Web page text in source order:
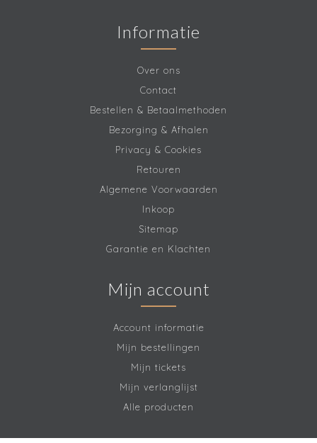
Informatie
Over ons
Contact
Bestellen & Betaalmethoden
Bezorging & Afhalen
Privacy & Cookies
Retouren
Algemene Voorwaarden
Inkoop
Sitemap
Garantie en Klachten
Mijn account
Account informatie
Mijn bestellingen
Mijn tickets
Mijn verlanglijst
Alle producten